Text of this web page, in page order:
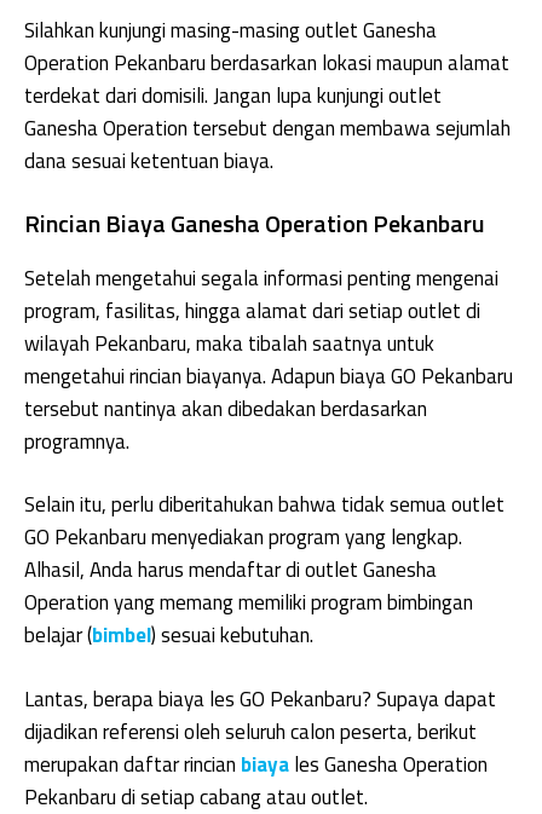
Silahkan kunjungi masing-masing outlet Ganesha
Operation Pekanbaru berdasarkan lokasi maupun alamat
terdekat dari domisili. Jangan lupa kunjungi outlet
Ganesha Operation tersebut dengan membawa sejumlah
dana sesuai ketentuan biaya.
Rincian Biaya Ganesha Operation Pekanbaru
Setelah mengetahui segala informasi penting mengenai
program, fasilitas, hingga alamat dari setiap outlet di
wilayah Pekanbaru, maka tibalah saatnya untuk
mengetahui rincian biayanya. Adapun biaya GO Pekanbaru
tersebut nantinya akan dibedakan berdasarkan
programnya.
Selain itu, perlu diberitahukan bahwa tidak semua outlet
GO Pekanbaru menyediakan program yang lengkap.
Alhasil, Anda harus mendaftar di outlet Ganesha
Operation yang memang memiliki program bimbingan
belajar (bimbel) sesuai kebutuhan.
Lantas, berapa biaya les GO Pekanbaru? Supaya dapat
dijadikan referensi oleh seluruh calon peserta, berikut
merupakan daftar rincian biayales Ganesha Operation
Pekanbaru di setiap cabang atau outlet.